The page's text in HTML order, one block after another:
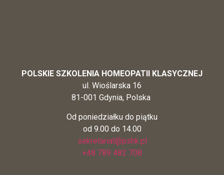
POLSKIE SZKOLENIA HOMEOPATII KLASYCZNEJ
ul. Wioślarska 16
81-001 Gdynia, Polska
Od poniedziałku do piątku
od 9.00 do 14.00
sekretariat@pshk.pl
+48 789 482 708